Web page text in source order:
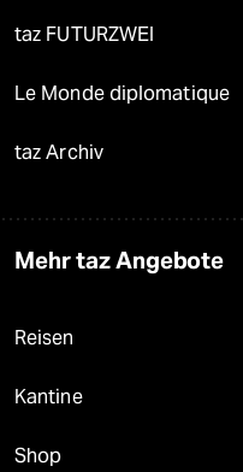
taz FUTURZWEI
Le Monde diplomatique
taz Archiv
Mehr taz Angebote
Reisen
Kantine
Shop